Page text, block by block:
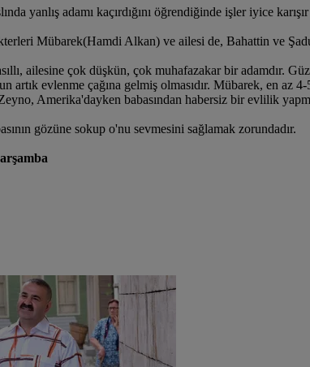
yanlış adamı kaçırdığını öğrendiğinde işler iyice
Mübarek(Hamdi Alkan) ve ailesi de, Bahattin ve
ailesine çok düşkün, çok muhafazakar bir adamdır.
artık evlenme çağına gelmiş olmasıdır. Mübarek, en az
Zeyno, Amerika'dayken babasından habersiz bir evlilik
gözüne sokup o'nu sevmesini sağlamak zorundadır.